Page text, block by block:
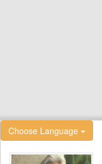
Choose Language